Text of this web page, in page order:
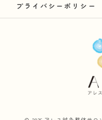
プライバシーポリシー